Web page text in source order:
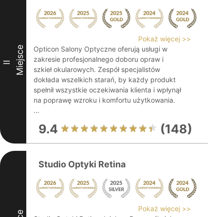
II Miejsce
Pokaż więcej >>
Opticon Salony Optyczne oferują usługi w
zakresie profesjonalnego doboru opraw i
szkieł okularowych. Zespół specjalistów
dokłada wszelkich starań, by każdy produkt
spełnił wszystkie oczekiwania klienta i wpłynął
na poprawę wzroku i komfortu użytkowania.
...
9.4 (148)
Studio Optyki Retina
Pokaż więcej >>